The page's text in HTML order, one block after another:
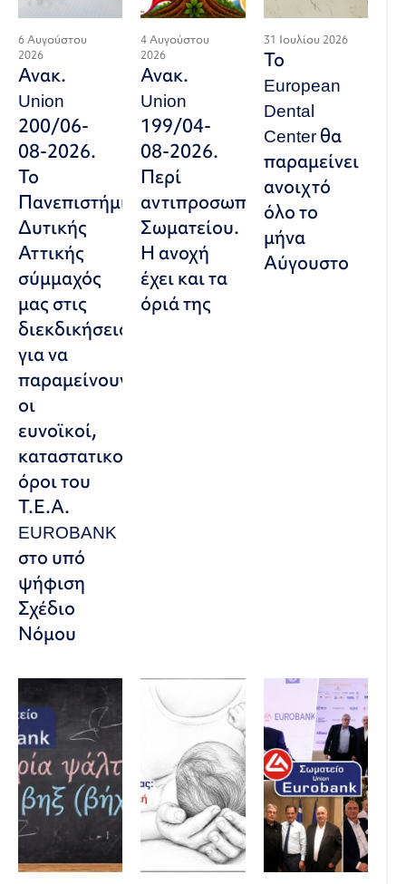
6 Αυγούστου
2026
Ανακ.
Union
200/06-
08-2026.
Το
Πανεπιστήμιο
Δυτικής
Αττικής
σύμμαχός
μας στις
διεκδικήσεις,
για να
παραμείνουν
οι
ευνοϊκοί,
καταστατικοί
όροι του
Τ.Ε.Α.
EUROBANK
στο υπό
ψήφιση
Σχέδιο
Νόμου
4 Αυγούστου
2026
Ανακ.
Union
199/04-
08-2026.
Περί
αντιπροσωπευτικού
Σωματείου.
Η ανοχή
έχει και τα
όριά της
31 Ιουλίου 2026
Το
European
Dental
Center θα
παραμείνει
ανοιχτό
όλο το
μήνα
Αύγουστο